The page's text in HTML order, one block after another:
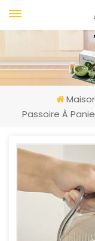
Passoire À